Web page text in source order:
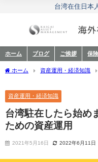
台湾在住日本
ホーム ブログ ご挨拶 保
ホーム 資産運用・経済知識
資産運用・経済知識
台湾駐在したら始め
ための資産運用
2021年5月16日 2022年6月11日